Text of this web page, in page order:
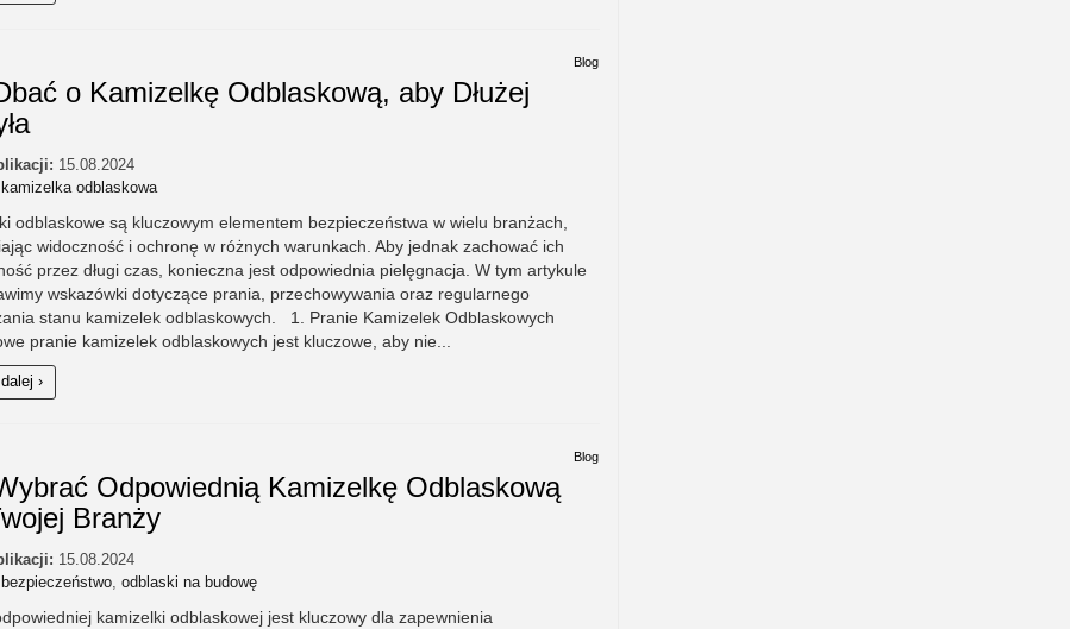
Blog
o Kamizelkę Odblaskową, aby Dłużej
15.08.2024
kamizelka odblaskowa
odblaskowe są kluczowym elementem bezpieczeństwa w wielu branżach,
widoczność i ochronę w różnych warunkach. Aby jednak zachować ich
przez długi czas, konieczna jest odpowiednia pielęgnacja. W tym artykule
wskazówki dotyczące prania, przechowywania oraz regularnego
stanu kamizelek odblaskowych. 1. Pranie Kamizelek Odblaskowych
pranie kamizelek odblaskowych jest kluczowe, aby nie...
›
Blog
Odpowiednią Kamizelkę Odblaskową
Branży
15.08.2024
bezpieczeństwo,odblaski na budowę
kamizelki odblaskowej jest kluczowy dla zapewnienia